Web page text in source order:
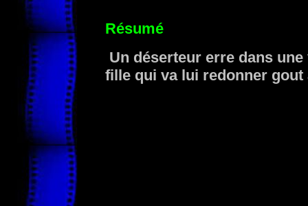
Résumé
Un déserteur erre dans
fille qui va lui redonner gout